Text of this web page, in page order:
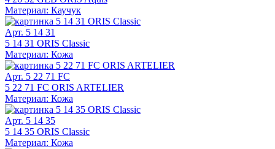
Материал: Каучук
Арт. 5 14 31
5 14 31 ORIS Classic
Материал: Кожа
Арт. 5 22 71 FC
5 22 71 FC ORIS ARTELIER
Материал: Кожа
Арт. 5 14 35
5 14 35 ORIS Classic
Материал: Кожа